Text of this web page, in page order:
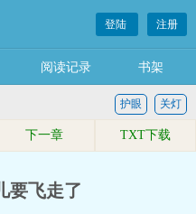
登陆 注册
阅读记录 书架
关灯
护眼
下一章 TXT下载
要飞走了